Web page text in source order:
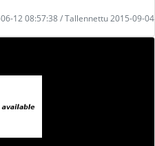
12 08:57:38 / Tallennettu 2015-09-04